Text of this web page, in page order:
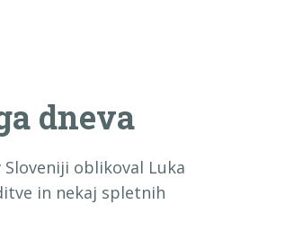
dneva
oblikoval Luka
in nekaj spletnih